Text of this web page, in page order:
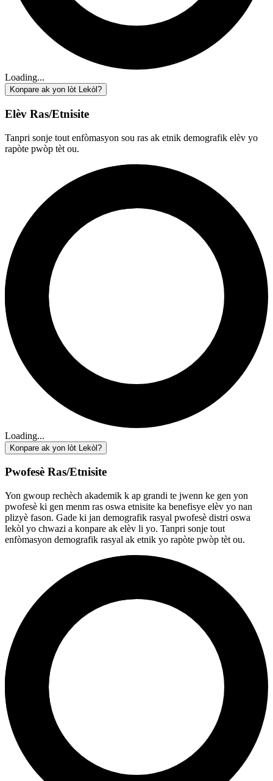
Loading...
Konpare ak yon lòt Lekòl?
Elèv Ras/Etnisite
Tanpri sonje tout enfòmasyon sou ras ak etnik demografik elèv yo
rapòte pwòp tèt ou.
Loading...
Konpare ak yon lòt Lekòl?
Pwofesè Ras/Etnisite
Yon gwoup rechèch akademik k ap grandi te jwenn ke gen yon
pwofesè ki gen menm ras oswa etnisite ka benefisye elèv yo nan
plizyè fason. Gade ki jan demografik rasyal pwofesè distri oswa
lekòl yo chwazi a konpare ak elèv li yo. Tanpri sonje tout
enfòmasyon demografik rasyal ak etnik yo rapòte pwòp tèt ou.